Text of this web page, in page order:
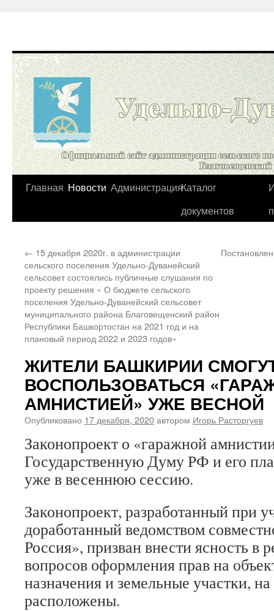
Перейти
Главная Новости АдминистрацияКаталог
документов
← 15 декабря 2020г. в администрации
сельского поселения Удельно-Дуванейский
сельсовет состоялись публичные слушания по
проекту решения « О бюджете сельского
поселения Удельно-Дуванейский сельсовет
муниципального района Благовещенский район
Республики Башкортостан на 2021 год и на
плановый период 2022 и 2023 годов»
ЖИТЕЛИ БАШКИРИИ
ВОСПОЛЬЗОВАТЬСЯ
АМНИСТИЕЙ» УЖЕ ВЕСНОЙ
Опубликовано 17 декабря, 2020автором Игорь Расторгуев
Законопроект о «гаражной
Государственную Думу РФ и его
уже в весеннюю сессию.
Законопроект, разработанный при
доработанный ведомством
Россия», призван внести ясность в
вопросов оформления прав на
назначения и земельные участки,
расположены.